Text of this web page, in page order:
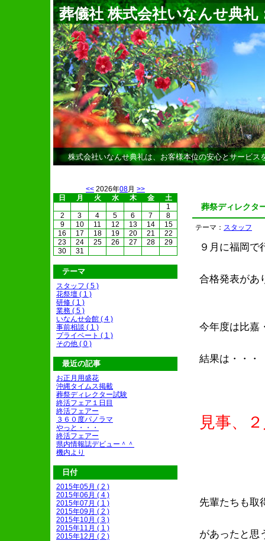
葬儀社 株式会社いなんせ典礼
株式会社いなんせ典礼は、お客様本位の安心とサービ
葬祭ディレクタ
テーマ： スタッフ
９月に福岡で
合格発表があ
今年度は比嘉
結果は・・・
見事、
先輩たちも取
があったと
<< 2026年08月 >>
日
月 火 水 木 金
土
1
2
3 4 5 6 7
8
9
10 11 12 13 14
15
16
17 18 19 20 21
22
23
24 25 26 27 28
29
30
31
テーマ
スタッフ ( 5 )
花祭壇 ( 1 )
研修 ( 1 )
業務 ( 5 )
いなんせ会館 ( 4 )
事前相談 ( 1 )
プライベート ( 1 )
その他 ( 0 )
最近の記事
お正月用盛花
沖縄タイムス掲載
葬祭ディレクター試験
終活フェア１日目
終活フェアー
３６０度パノラマ
やっと・・・
終活フェアー
県内情報誌デビュー＾＾
機内より
日付
2015年05月 ( 2 )
2015年06月 ( 4 )
2015年07月 ( 1 )
2015年09月 ( 2 )
2015年10月 ( 3 )
2015年11月 ( 1 )
2015年12月 ( 2 )